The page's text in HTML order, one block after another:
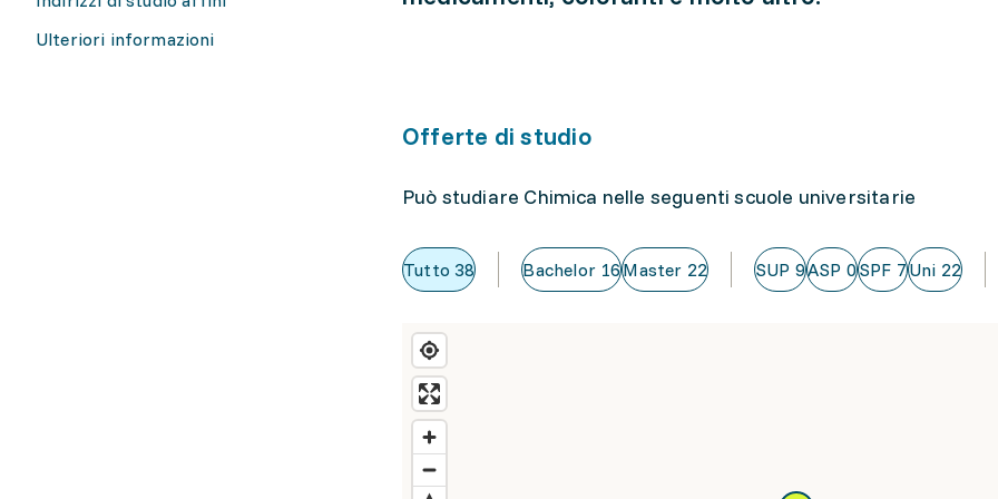
Ulteriori informazioni
Offerte di studio
Può studiare Chimica nelle seguenti scuole universitarie
Tutto 38 Bachelor16Master 22 SUP 9ASP 0SPF 7Uni 22